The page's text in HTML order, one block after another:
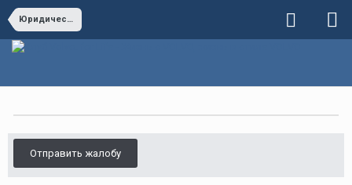
Юридические вопросы
Отправить жалобу